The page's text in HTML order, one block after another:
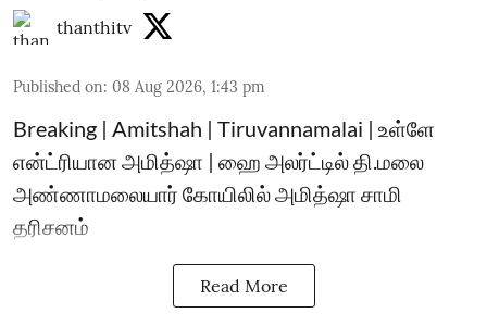
thanthitv
Published on: 08 Aug 2026, 1:43 pm
Breaking | Amitshah | Tiruvannamalai | உள்ளே
என்ட்ரியான அமித்ஷா | ஹை அலர்ட்டில் தி.மலை
அண்ணாமலையார் கோயிலில் அமித்ஷா சாமி
தரிசனம்
Read More